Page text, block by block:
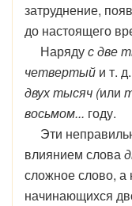
затруднение,
до настоящего
Нарядус две
четвертый и т.
двух тысяч (или
восьмом... году.
Эти
влиянием слова
сложное слово, а
начинающихся